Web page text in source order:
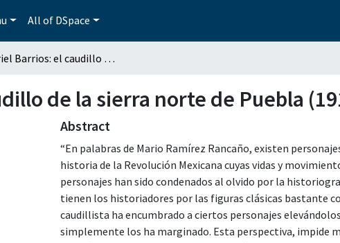
All of DSpace
Gabriel Barrios: el caudillo de la sierra norte de Puebla (1913-1940)
de la sierra norte de Puebla
Abstract
“En palabras de Mario Ramírez Rancaño, existen
historia de la Revolución Mexicana cuyas vidas y
personajes han sido condenados al olvido por la
tienen los historiadores por las figuras clásicas bastante
caudillista ha encumbrado a ciertos personajes
simplemente los ha marginado. Esta perspectiva, impide